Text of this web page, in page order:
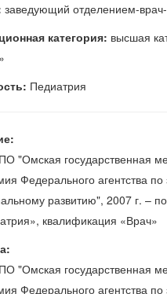
заведующий отделением-
категория: высшая
Педиатрия
"Омская государственная
Федерального агентства
развитию", 2007 г. –
квалификация «Врач»
"Омская государственная
Федерального агентства